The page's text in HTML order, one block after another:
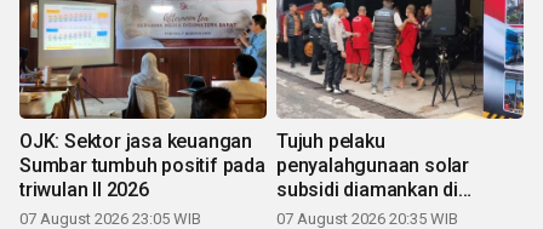
OJK: Sektor jasa keuangan
Sumbar tumbuh positif pada
triwulan II 2026
07 August 2026 23:05 WIB
Tujuh pelaku
penyalahgunaan solar
subsidi diamankan di
Sumbar
07 August 2026 20:35 WIB